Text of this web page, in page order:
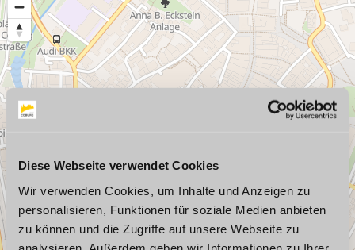
Diese Webseite verwendet Cookies
Wir verwenden Cookies, um Inhalte und Anzeigen zu
personalisieren, Funktionen für soziale Medien anbieten
zu können und die Zugriffe auf unsere Webseite zu
m